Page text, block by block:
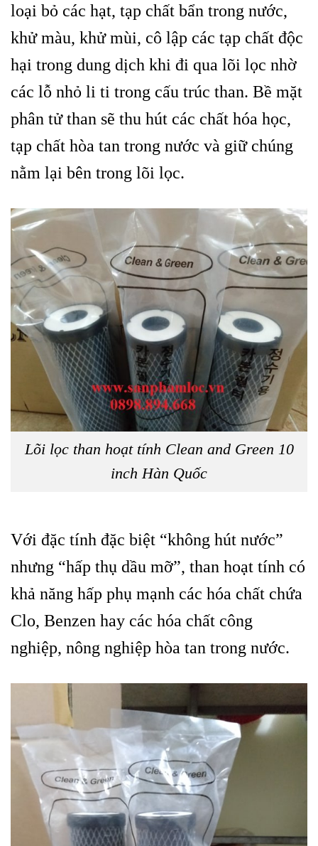
loại bỏ các hạt, tạp chất bẩn trong nước,
khử màu, khử mùi, cô lập các tạp chất độc
hại trong dung dịch khi đi qua lõi lọc nhờ
các lỗ nhỏ li ti trong cấu trúc than. Bề mặt
phân tử than sẽ thu hút các chất hóa học,
tạp chất hòa tan trong nước và giữ chúng
nằm lại bên trong lõi lọc.
Lõi lọc than hoạt tính Clean and Green 10
inch Hàn Quốc
Với đặc tính đặc biệt “không hút nước”
nhưng “hấp thụ dầu mỡ”, than hoạt tính có
khả năng hấp phụ mạnh các hóa chất chứa
Clo, Benzen hay các hóa chất công
nghiệp, nông nghiệp hòa tan trong nước.